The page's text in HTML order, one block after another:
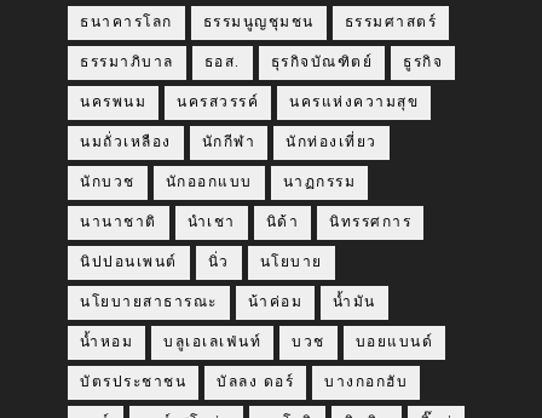
ธนาคารโลก ธรรมนูญชุมชน ธรรมศาสตร์
ธรรมาภิบาล ธอส. ธุรกิจบัณฑิตย์ ธูรกิจ
นครพนม นครสวรรค์ นครแห่งความสุข
นมถั่วเหลือง นักกีฬา นักท่องเที่ยว
นักบวช นักออกแบบ นาฏกรรม
นานาชาติ นำเชา นิด้า นิทรรศการ
นิปปอนเพนต์ นิ่ว นโยบาย
นโยบายสาธารณะ น้าค่อม น้ำมัน
น้ำหอม บลูเอเลเฟ่นท์ บวช บอยแบนด์
บัตรประชาชน บัลลง ดอร์ บางกอกฮับ